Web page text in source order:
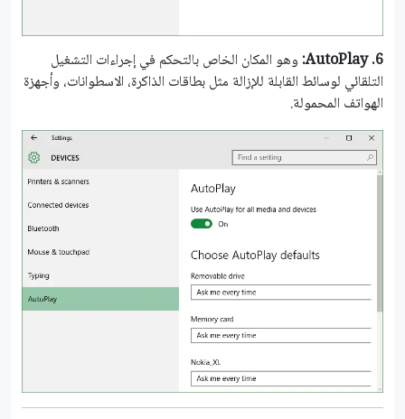
6.
AutoPlay: وهو المكان الخاص بالتحكم في إجراءات التشغيل
التلقائي لوسائط القابلة للإزالة مثل بطاقات الذاكرة، الاسطوانات، وأجهزة
الهواتف المحمولة.